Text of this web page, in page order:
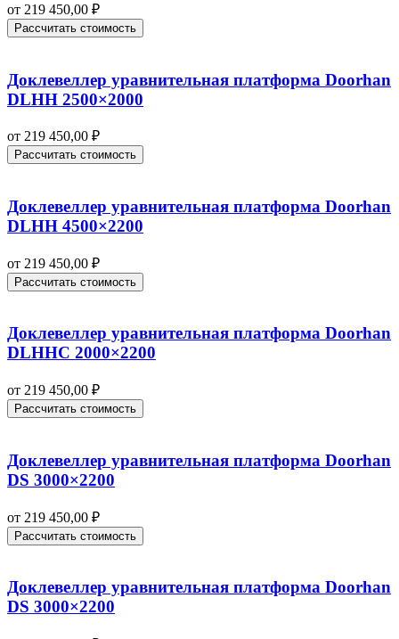
от 219 450,00 ₽
Рассчитать стоимость
Доклевеллер уравнительная платформа Doorhan
DLHH 2500×2000
от 219 450,00 ₽
Рассчитать стоимость
Доклевеллер уравнительная платформа Doorhan
DLHH 4500×2200
от 219 450,00 ₽
Рассчитать стоимость
Доклевеллер уравнительная платформа Doorhan
DLHHC 2000×2200
от 219 450,00 ₽
Рассчитать стоимость
Доклевеллер уравнительная платформа Doorhan
DS 3000×2200
от 219 450,00 ₽
Рассчитать стоимость
Доклевеллер уравнительная платформа Doorhan
DS 3000×2200